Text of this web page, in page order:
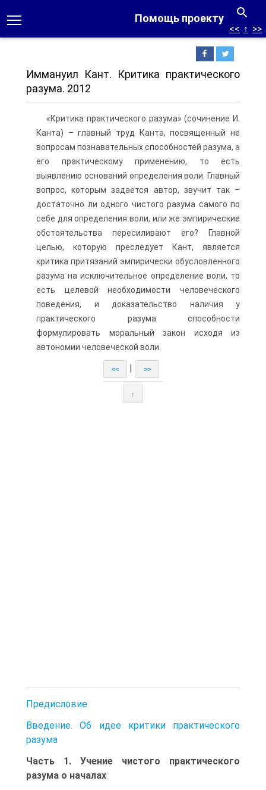
Помощь проекту
<< ↑ >>
Иммануил Кант. Критика практического
разума. 2012
«Критика практического разума» (сочинение И.
Канта) – главный труд Канта, посвященный не
вопросам познавательных способностей разума, а
его практическому применению, то есть
выявлению оснований определения воли. Главный
вопрос, которым задается автор, звучит так –
достаточно ли одного чистого разума самого по
себе для определения воли, или же эмпирические
обстоятельства пересиливают его? Главной
целью, которую преследует Кант, является
критика притязаний эмпирически обусловленного
разума на исключительное определение воли, то
есть целевой необходимости человеческого
поведения, и доказательство наличия у
практического разума способности
формулировать моральный закон исходя из
автономии человеческой воли.
<< >>
↑
Предисловие
Введение. Об идее критики практического
разума
Часть 1. Учение чистого практического
разума о началах